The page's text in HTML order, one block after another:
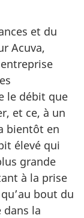
et du
Acuva,
le débit que
et ce, à un
bientôt en
élevé qui
grande
à la prise
bout du
la